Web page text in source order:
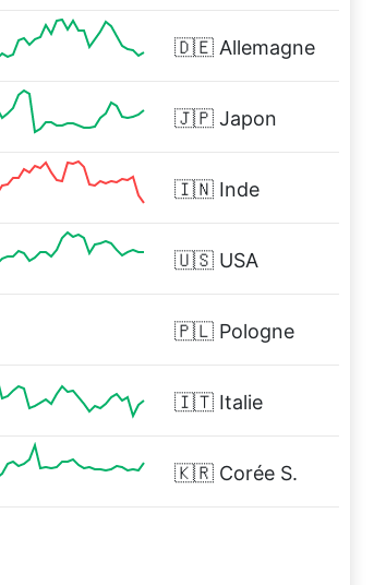
🇩🇪 Allemagne
🇯🇵 Japon
🇮🇳 Inde
🇺🇸 USA
🇵🇱 Pologne
🇮🇹 Italie
🇰🇷 Corée S.